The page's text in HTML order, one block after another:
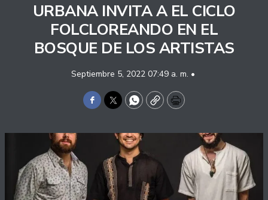
URBANA INVITA A EL CICLO
FOLCLOREANDO EN EL
BOSQUE DE LOS ARTISTAS
Septiembre 5, 2022 07:49 a. m. •
Facebook
TwitterWhatsApp
CopyPrint